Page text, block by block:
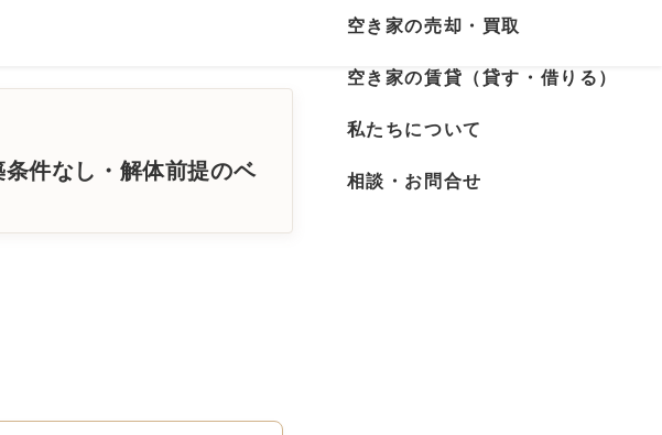
空き家の売却・買取
空き家の賃貸（貸す・借りる）
私たちについて
相談・お問合せ
件なし・解体前提のベ